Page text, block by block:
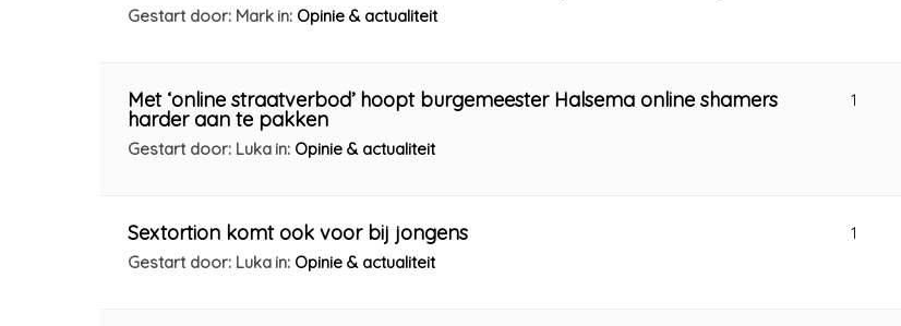
Gestart door: Mark in: Opinie & actualiteit
Met ‘online straatverbod’ hoopt burgemeester Halsema online shamers
harder aan te pakken
Gestart door: Luka in: Opinie & actualiteit
1
Sextortion komt ook voor bij jongens
Gestart door: Luka in: Opinie & actualiteit
1